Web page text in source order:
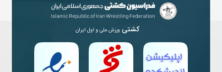
کشتی ورزش ملی و اول ایران